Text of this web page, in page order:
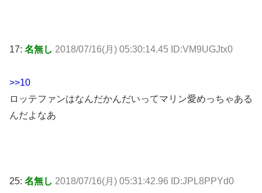
17: 名無し 2018/07/16(月) 05:30:14.45 ID:VM9UGJtx0
>>10
ロッテファンはなんだかんだいってマリン愛めっちゃある
んだよなあ
25: 名無し 2018/07/16(月) 05:31:42.96 ID:JPL8PPYd0